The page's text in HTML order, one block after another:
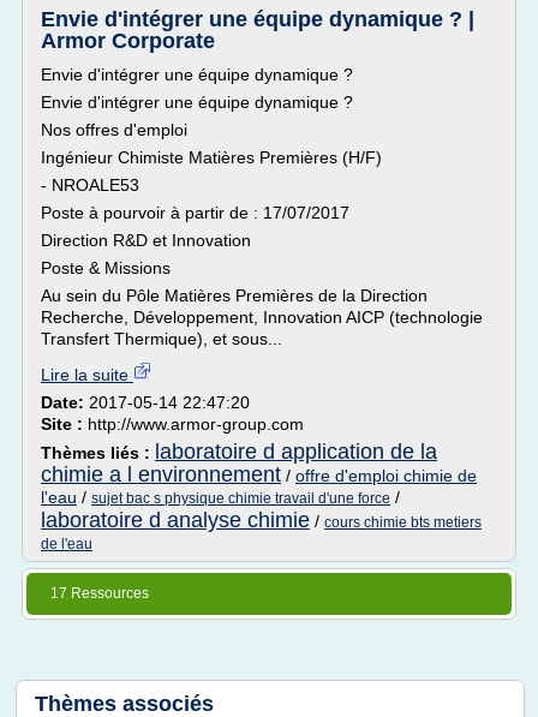
Envie d'intégrer une équipe dynamique ? |
Armor Corporate
Envie d'intégrer une équipe dynamique ?
Envie d'intégrer une équipe dynamique ?
Nos offres d'emploi
Ingénieur Chimiste Matières Premières (H/F)
- NROALE53
Poste à pourvoir à partir de : 17/07/2017
Direction R&D et Innovation
Poste & Missions
Au sein du Pôle Matières Premières de la Direction
Recherche, Développement, Innovation AICP (technologie
Transfert Thermique), et sous...
Lire la suite
Date: 2017-05-14 22:47:20
Site : http://www.armor-group.com
Thèmes liés : laboratoire d application de la
chimie a l environnement / offre d'emploi chimie de
l'eau / sujet bac s physique chimie travail d'une force /
laboratoire d analyse chimie / cours chimie bts metiers
de l'eau
17 Ressources
Thèmes associés